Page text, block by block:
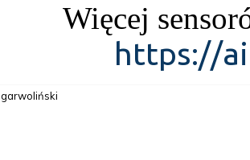
Więcej
https://